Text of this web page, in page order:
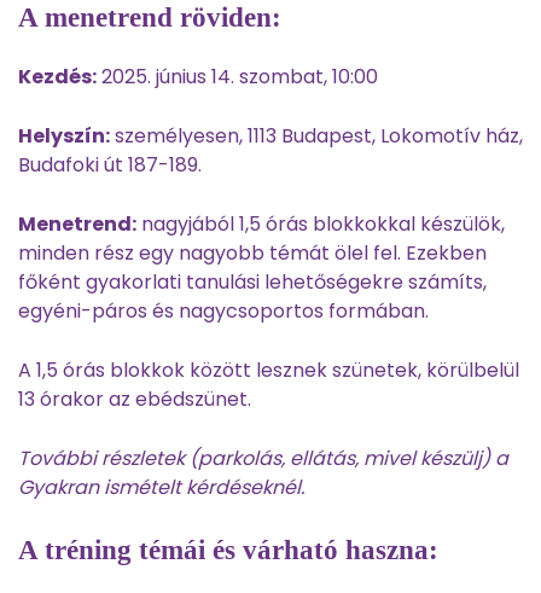
A menetrend röviden:
Kezdés:2025. június 14. szombat, 10:00
Helyszín:személyesen, 1113 Budapest, Lokomotív ház,
Budafoki út 187-189.
Menetrend: nagyjából 1,5 órás blokkokkal készülök,
minden rész egy nagyobb témát ölel fel. Ezekben
főként gyakorlati tanulási lehetőségekre számíts,
egyéni-páros és nagycsoportos formában.
A 1,5 órás blokkok között lesznek szünetek, körülbelül
13 órakor az ebédszünet.
További részletek (parkolás, ellátás, mivel készülj) a
Gyakran ismételt kérdéseknél.
A tréning témái és várható haszna: